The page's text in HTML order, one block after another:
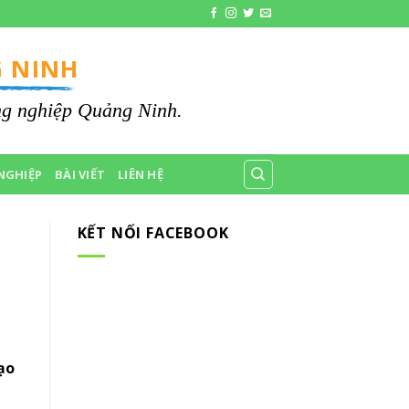
NINH
nghiệp Quảng Ninh.
BÀI VIẾT LIÊN HỆ
KẾT NỐI FACEBOOK